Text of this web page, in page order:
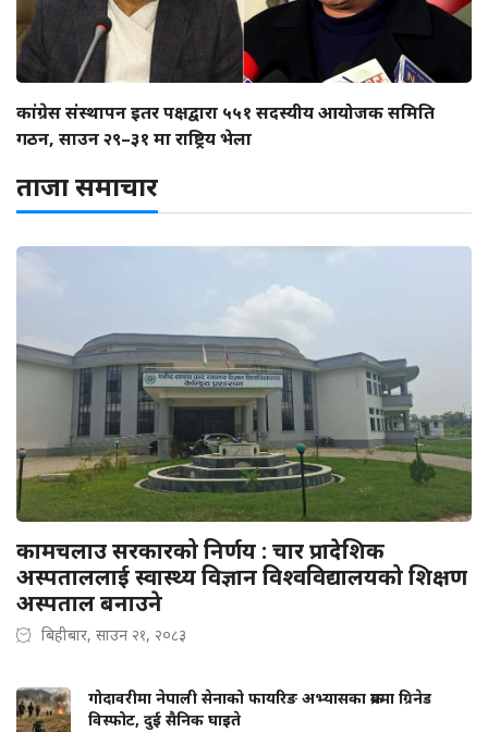
कांग्रेस संस्थापन इतर पक्षद्वारा ५५१ सदस्यीय आयोजक समिति
गठन, साउन २९–३१ मा राष्ट्रिय भेला
ताजा समाचार
कामचलाउ सरकारको निर्णय : चार प्रादेशिक
अस्पताललाई स्वास्थ्य विज्ञान विश्वविद्यालयको शिक्षण
अस्पताल बनाउने
बिहीबार, साउन २१, २०८३
गोदावरीमा नेपाली सेनाको फायरिङ अभ्यासका क्रममा ग्रिनेड
विस्फोट, दुई सैनिक घाइते